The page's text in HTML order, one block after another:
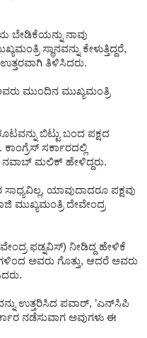
ಬೇಡಿಕೆಯನ್ನು ನಾವು
ಸ್ಥಾನವನ್ನು ಕೇಳುತ್ತಿದ್ದರೆ,
ಉತ್ತರವಾಗಿ ತಿಳಿಸಿದರು.
ಮುಂದಿನ ಮುಖ್ಯಮಂತ್ರಿ
ಬಿಟ್ಟು ಬಂದ ಪಕ್ಷದ
. ಕಾಂಗ್ರೆಸ್ ಸರ್ಕಾರದಲ್ಲಿ
ನವಾಬ್ ಮಲಿಕ್ ಹೇಳಿದ್ದರು.
ಸಾಧ್ಯವಿಲ್ಲ, ಯಾವುದಾದರೂ ಪಕ್ಷವು
ಮುಖ್ಯಮಂತ್ರಿ ದೇವೇಂದ್ರ
ಫಡ್ನವಿಸ್) ನೀಡಿದ್ದ ಹೇಳಿಕೆ
ಅವರು ಗೊತ್ತು, ಆದರೆ ಅವರು
.
ಉತ್ತರಿಸಿದ ಪವಾರ್, ’ಎನ್ಸಿಪಿ
ನಡೆಸುವಾಗ ಅವುಗಳು ಈ